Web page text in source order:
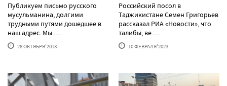
Публикуем письмо русского
мусульманина, долгими
трудными путями дошедшее в
наш адрес. Мы......
28 ОКТЯБРЯ'2013
Российский посол в
Таджикистане Семен Григорьев
рассказал РИА «Новости», что
талибы, ве......
10 ФЕВРАЛЯ'2023